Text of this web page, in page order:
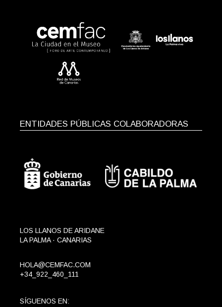
ENTIDADES PÚBLICAS COLABORADORAS
LOS LLANOS DE ARIDANE
LA PALMA · CANARIAS
HOLA@CEMFAC.COM
+34_922_460_111
SÍGUENOS EN: